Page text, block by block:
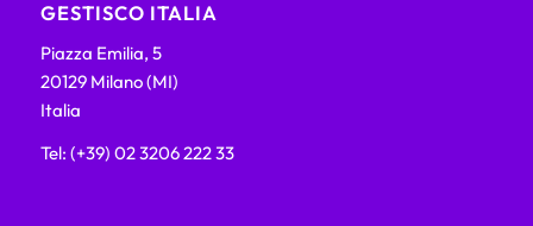
GESTISCO ITALIA
Piazza Emilia, 5
20129 Milano (MI)
Italia
Tel: (+39) 02 3206 222 33